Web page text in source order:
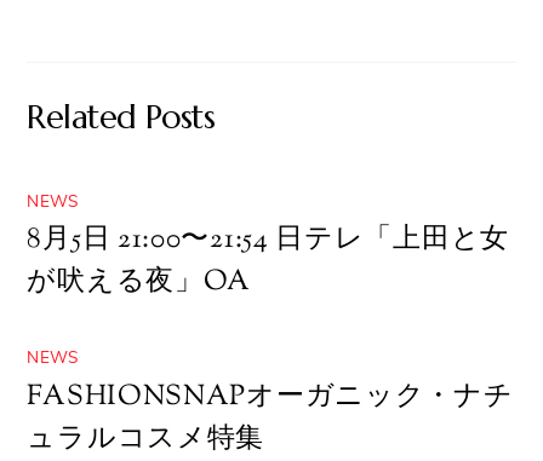
Related Posts
NEWS
8月5日 21:00〜21:54 日テレ「上田と女
が吠える夜」OA
NEWS
FASHIONSNAPオーガニック・ナチ
ュラルコスメ特集